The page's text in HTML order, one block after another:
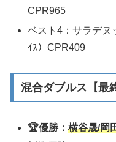
CPR965
ベスト4：サラデ
ｲｽ）CPR409
混合ダブルス【最
🏆優勝：横谷晟/岡